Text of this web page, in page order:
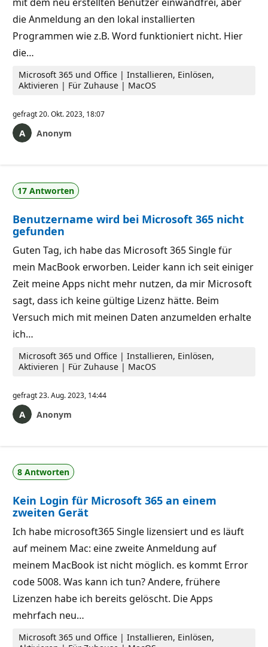
die Anmeldung an den lokal installierten
Programmen wie z.B. Word funktioniert nicht. Hier
die…
Microsoft 365 und Office | Installieren, Einlösen,
Aktivieren | Für Zuhause | MacOS
gefragt20. Okt. 2023, 18:07
Anonym
17 Antworten
Benutzername wird bei Microsoft 365 nicht
gefunden
Guten Tag, ich habe das Microsoft 365 Single für
mein MacBook erworben. Leider kann ich seit einiger
Zeit meine Apps nicht mehr nutzen, da mir Microsoft
sagt, dass ich keine gültige Lizenz hätte. Beim
Versuch mich mit meinen Daten anzumelden erhalte
ich…
Microsoft 365 und Office | Installieren, Einlösen,
Aktivieren | Für Zuhause | MacOS
gefragt23. Aug. 2023, 14:44
Anonym
8 Antworten
Kein Login für Microsoft 365 an einem
zweiten Gerät
Ich habe microsoft365 Single lizensiert und es läuft
auf meinem Mac: eine zweite Anmeldung auf
meinem MacBook ist nicht möglich. es kommt Error
code 5008. Was kann ich tun? Andere, frühere
Lizenzen habe ich bereits gelöscht. Die Apps
mehrfach neu…
Microsoft 365 und Office | Installieren, Einlösen,